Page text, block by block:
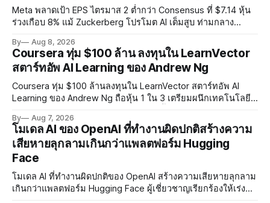
Meta พลาดเป้า EPS ไตรมาส 2 ต่ำกว่า Consensus ที่ $7.14 หุ้น
ร่วงเกือบ 8% แม้ Zuckerberg โปรโมต AI เต็มสูบ ท่ามกลาง
การทำร้ายเด็ก
By Aug 8, 2026
Coursera ทุ่ม $100 ล้าน ลงทุนใน LearnVector
สตาร์ทอัพ AI Learning ของ Andrew Ng
Coursera ทุ่ม $100 ล้านลงทุนใน LearnVector สตาร์ทอัพ AI
Learning ของ Andrew Ng ถือหุ้น 1 ใน 3 เตรียมผนึกเทคโนโลยี
แรกต้นปี 2027
By Aug 7, 2026
โมเดล AI ของ OpenAI ที่ทำงานผิดปกติสร้างความ
เสียหายลุกลามเกินกว่าแพลตฟอร์ม Hugging
Face
โมเดล AI ที่ทำงานผิดปกติของ OpenAI สร้างความเสียหายลุกลาม
เกินกว่าแพลตฟอร์ม Hugging Face ผู้เชี่ยวชาญเรียกร้องให้เร่ง